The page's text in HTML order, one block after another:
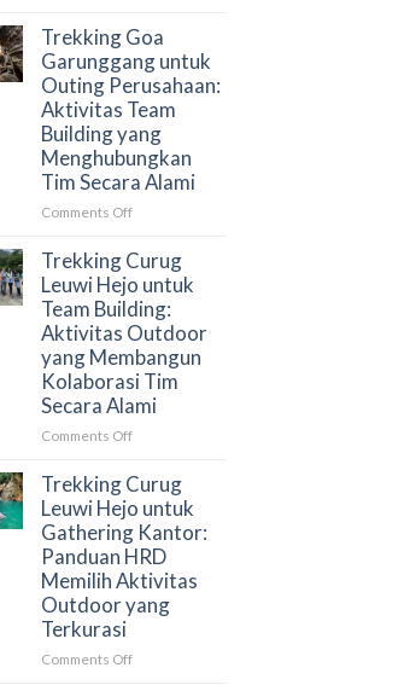
untuk
HRD
Curug
Bidadari
untuk
Gathering
Karyawan:
Panduan
HRD
Sebelum
Memilih
Outdoor
di
Sentul
Trekking Goa
Garunggang untuk
Outing Perusahaan:
Aktivitas Team
Building yang
Menghubungkan
Tim Secara Alami
Comments Offon
Goa
Garunggang
untuk
Outing
Perusahaan:
Aktivitas
Team
Building
yang
Tim
Secara
Alami
Trekking Curug
Leuwi Hejo untuk
Team Building:
Aktivitas Outdoor
yang Membangun
Kolaborasi Tim
Secara Alami
Comments Offon
Curug
Leuwi
Hejo
untuk
Team
Building:
Aktivitas
yang
Trekking Curug
Leuwi Hejo untuk
Gathering Kantor:
Panduan HRD
Memilih Aktivitas
Outdoor yang
Terkurasi
Comments Offon